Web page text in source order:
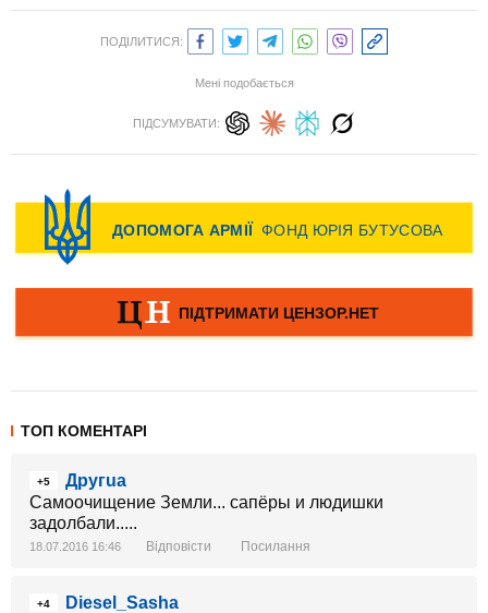
ПОДІЛИТИСЯ:
Мені подобається
ПІДСУМУВАТИ:
ТОП КОМЕНТАРІ
+5
Другua
Самоочищение Земли... сапёры и людишки
задолбали.....
18.07.2016 16:46 Відповісти Посилання
+4
Diesel_Sasha